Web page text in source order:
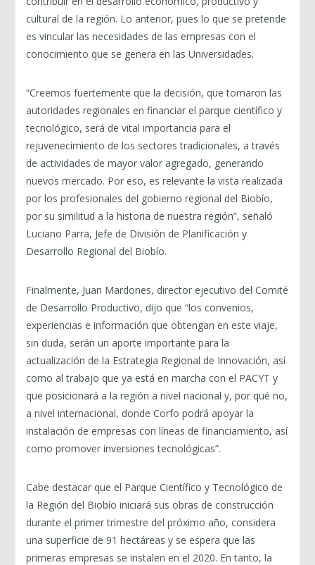
cultural de la región. Lo anterior, pues lo que se pretende
es vincular las necesidades de las empresas con el
conocimiento que se genera en las Universidades.
“Creemos fuertemente que la decisión, que tomaron las
autoridades regionales en financiar el parque científico y
tecnológico, será de vital importancia para el
rejuvenecimiento de los sectores tradicionales, a través
de actividades de mayor valor agregado, generando
nuevos mercado. Por eso, es relevante la vista realizada
por los profesionales del gobierno regional del Biobío,
por su similitud a la historia de nuestra región”, señaló
Luciano Parra, Jefe de División de Planificación y
Desarrollo Regional del Biobío.
Finalmente, Juan Mardones, director ejecutivo del Comité
de Desarrollo Productivo, dijo que “los convenios,
experiencias e información que obtengan en este viaje,
sin duda, serán un aporte importante para la
actualización de la Estrategia Regional de Innovación, así
como al trabajo que ya está en marcha con el PACYT y
que posicionará a la región a nivel nacional y, por qué no,
a nivel internacional, donde Corfo podrá apoyar la
instalación de empresas con líneas de financiamiento, así
como promover inversiones tecnológicas”.
Cabe destacar que el Parque Científico y Tecnológico de
la Región del Biobío iniciará sus obras de construcción
durante el primer trimestre del próximo año, considera
una superficie de 91 hectáreas y se espera que las
primeras empresas se instalen en el 2020. En tanto, la